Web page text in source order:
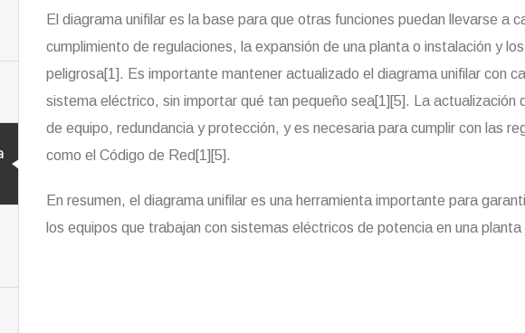
El diagrama unifilar es la base para que otras funciones puedan llevarse a
cumplimiento de regulaciones, la expansión de una planta o instalación y
peligrosa[1]. Es importante mantener actualizado el diagrama unifilar con
sistema eléctrico, sin importar qué tan pequeño sea[1][5]. La actualización
de equipo, redundancia y protección, y es necesaria para cumplir con las
como el Código de Red[1][5].
En resumen, el diagrama unifilar es una herramienta importante para
los equipos que trabajan con sistemas eléctricos de potencia en una planta